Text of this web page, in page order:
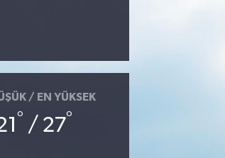
/ EN YÜKSEK
° / 27°